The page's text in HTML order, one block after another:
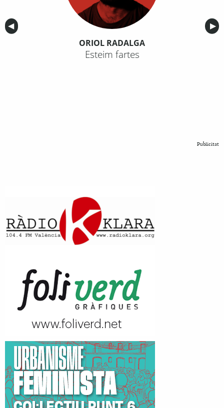
Anterior
◀︎ ▶︎
ORIOL RADALGA
Esteim fartes
Publicitat